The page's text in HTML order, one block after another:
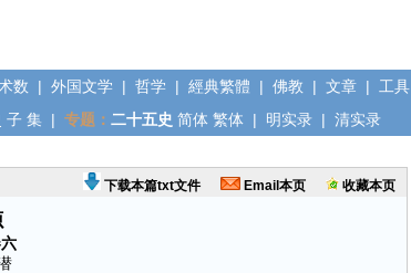
数 | 外国文学 | 哲学 | 經典繁體 | 佛教 | 文章 | 工具
子 集 | 专题： 二十五史 简体 繁体 | 明实录 | 清实录
下载本篇txt文件 Email本页 收藏本页